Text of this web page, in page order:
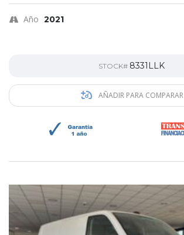
Año 2021
STOCK# 8331LLK
AÑADIR PARA COMPARAR